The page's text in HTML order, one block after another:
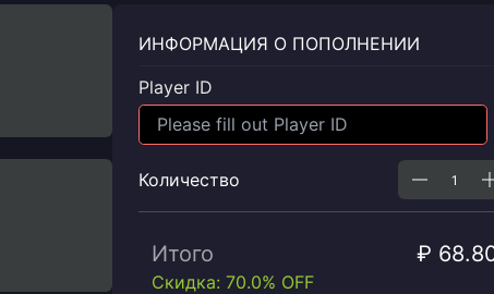
ИНФОРМАЦИЯ О ПОПОЛНЕНИИ
Player ID
Количество
Итого ₽
Скидка: 70.0% OFF